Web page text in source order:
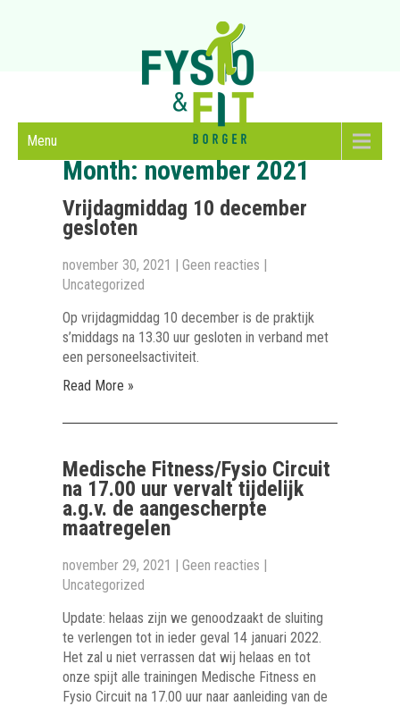
Menu
Month:november 2021
Vrijdagmiddag 10 december
gesloten
november 30, 2021 | Geen reacties |
Uncategorized
Op vrijdagmiddag 10 december is de praktijk
s’middags na 13.30 uur gesloten in verband met
een personeelsactiviteit.
Read More »
Medische Fitness/Fysio Circuit
na 17.00 uur vervalt tijdelijk
a.g.v. de aangescherpte
maatregelen
november 29, 2021 | Geen reacties |
Uncategorized
Update: helaas zijn we genoodzaakt de sluiting
te verlengen tot in ieder geval 14 januari 2022.
Het zal u niet verrassen dat wij helaas en tot
onze spijt alle trainingen Medische Fitness en
Fysio Circuit na 17.00 uur naar aanleiding van de